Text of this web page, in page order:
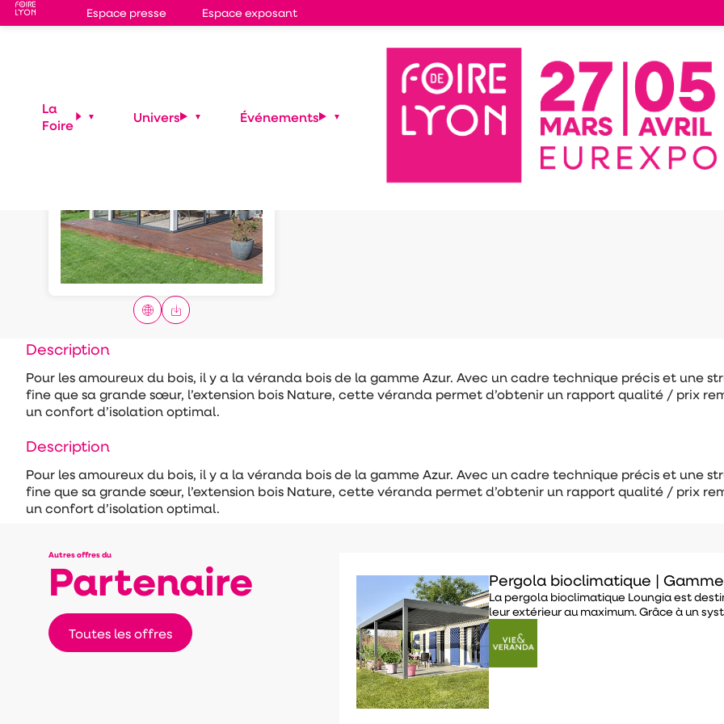
Espace presse
Espace exposant
Véranda extension | Gamme Azur
Véranda extension |
Gamme Azur
Description
Pour les amoureux du bois, il y a la véranda bois de la gamme Azur. Avec un cadre technique précis et une
fine que sa grande sœur, l’extension bois Nature, cette véranda permet d’obtenir un rapport qualité / prix
un confort d’isolation optimal.
Description
Pour les amoureux du bois, il y a la véranda bois de la gamme Azur. Avec un cadre technique précis et une
fine que sa grande sœur, l’extension bois Nature, cette véranda permet d’obtenir un rapport qualité / prix
un confort d’isolation optimal.
Autres offres du
Partenaire
Toutes les offres
Pergola bioclimatique |
La pergola bioclimatique Loungia est
leur extérieur au maximum. Grâce à un
La
Foire
Univers Événements